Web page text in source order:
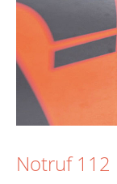
Notruf 112